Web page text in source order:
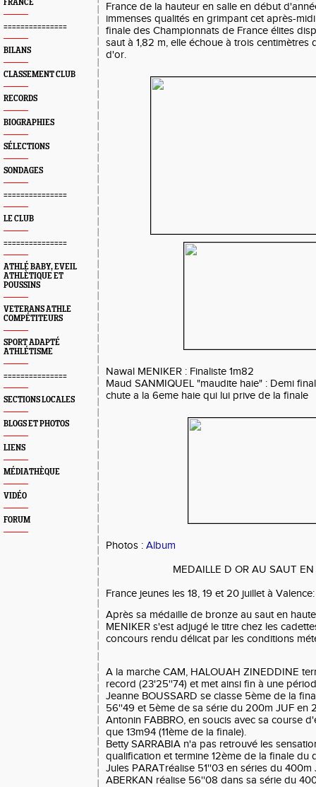
FRANCE
===============
BILANS
CLASSEMENT CLUB
RECORDS
BIOGRAPHIES
SÉLECTIONS
SONDAGES
===============
LE CLUB
===============
ATHLÉ BABY, EVEIL
ATHLÈTIQUE ET
POUSSINS
VETERANS ATHLE
COMPÉTITEURS
SPORT ADAPTÉ
ATHLÉTISME
===============
SECTIONS LOCALES
BLOGS ET PHOTOS
LIENS
MÉDIATHÈQUE
VIDÉO
FORUM
France de la hauteur en salle en début
immenses qualités en grimpant cet après-
finale des Championnats de France élites
saut à 1,82 m, elle échoue à trois centimètres
d'or.
Nawal MENIKER : Finaliste 1m82
Maud SANMIQUEL "maudite haie" : Demi
chute a la 6eme haie qui lui prive de la finale
Photos : Album
MEDAILLE D OR AU SAUT
France jeunes les 18, 19 et 20 juillet à Valence:
Après sa médaille de bronze au saut en
MENIKER s'est adjugé le titre chez les
concours rendu délicat par les conditions
A la marche CAM, HALOUAH ZINEDDINE
record (23'25''74) et met ainsi fin à une
Jeanne BOUSSARD se classe 5ème de la
56''49 et 5ème de sa série du 200m JUF en
Antonin FABBRO, en soucis avec sa course
que 13m94 (11ème de la finale).
Betty SARRABIA n'a pas retrouvé les
qualification et termine 12ème de la finale du
Jules PARATréalise 51''03 en séries du
ABERKAN réalise 56''08 dans sa série du